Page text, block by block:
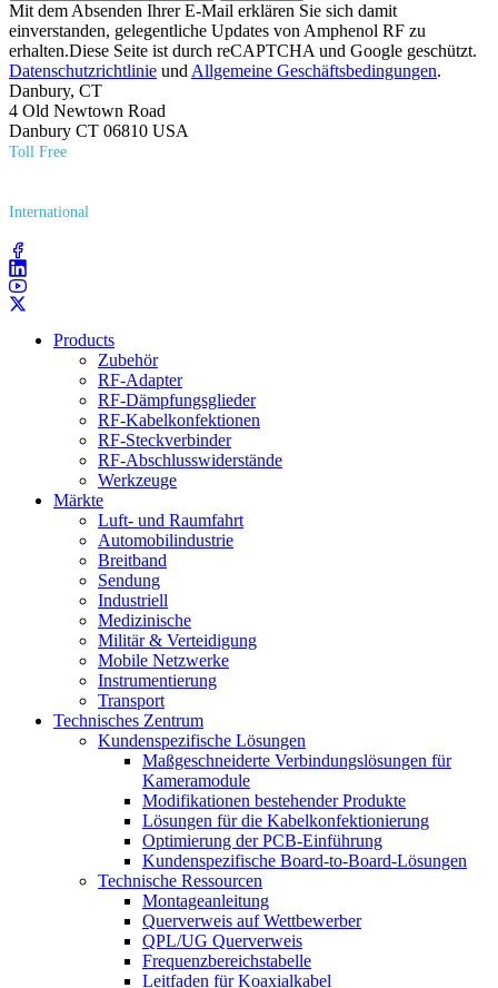
Mit dem Absenden Ihrer E-Mail erklären Sie sich damit
einverstanden, gelegentliche Updates von Amphenol RF zu
erhalten.Diese Seite ist durch reCAPTCHA und Google geschützt.
Datenschutzrichtlinie und Allgemeine Geschäftsbedingungen.
Danbury, CT
4 Old Newtown Road
Danbury CT 06810 USA
Toll Free
International
Products
Zubehör
RF-Adapter
RF-Dämpfungsglieder
RF-Kabelkonfektionen
RF-Steckverbinder
RF-Abschlusswiderstände
Werkzeuge
Märkte
Luft- und Raumfahrt
Automobilindustrie
Breitband
Sendung
Industriell
Medizinische
Militär & Verteidigung
Mobile Netzwerke
Instrumentierung
Transport
Technisches Zentrum
Kundenspezifische Lösungen
Maßgeschneiderte Verbindungslösungen für
Kameramodule
Modifikationen bestehender Produkte
Lösungen für die Kabelkonfektionierung
Optimierung der PCB-Einführung
Kundenspezifische Board-to-Board-Lösungen
Technische Ressourcen
Montageanleitung
Querverweis auf Wettbewerber
QPL/UG Querverweis
Frequenzbereichstabelle
Leitfaden für Koaxialkabel